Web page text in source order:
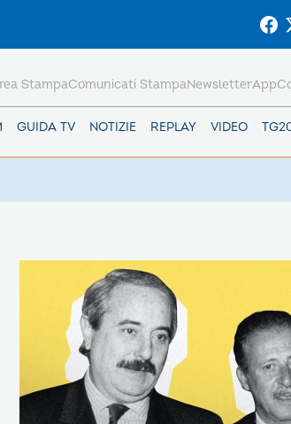
GUIDA TV NOTIZIE REPLAY VIDEO
StampaComunicati StampaNewsletterApp